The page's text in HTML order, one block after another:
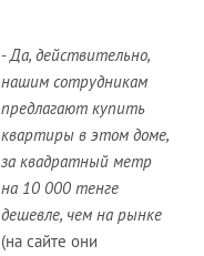
- Да, действительно,
нашим сотрудникам
предлагают купить
квартиры в этом доме,
за квадратный метр
на 10 000 тенге
дешевле, чем на рынке
(на сайте они